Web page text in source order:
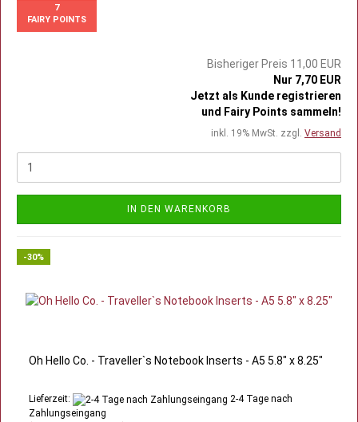
7
FAIRY POINTS
Bisheriger Preis 11,00 EUR
Nur 7,70 EUR
Jetzt als Kunde registrieren
und Fairy Points sammeln!
inkl. 19% MwSt. zzgl. Versand
IN DEN WARENKORB
-30%
Oh Hello Co. - Traveller`s Notebook Inserts - A5 5.8" x 8.25"
Lieferzeit:
2-4 Tage nach
Zahlungseingang